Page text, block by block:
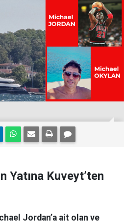
Yatına Kuveyt’ten
Jordan’a ait olan ve